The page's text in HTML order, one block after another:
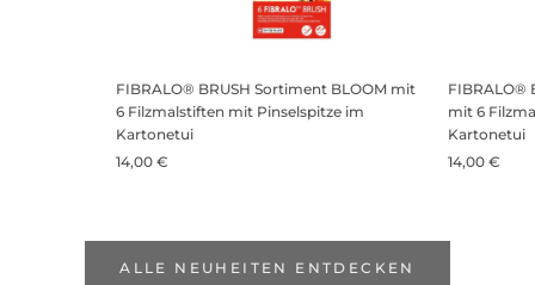
FIBRALO® BRUSH Sortiment BLOOM mit
6 Filzmalstiften mit Pinselspitze im
Kartonetui
14,00 €
FIBRALO®
mit 6
Kartonetui
14,00 €
ALLE NEUHEITEN ENTDECKEN